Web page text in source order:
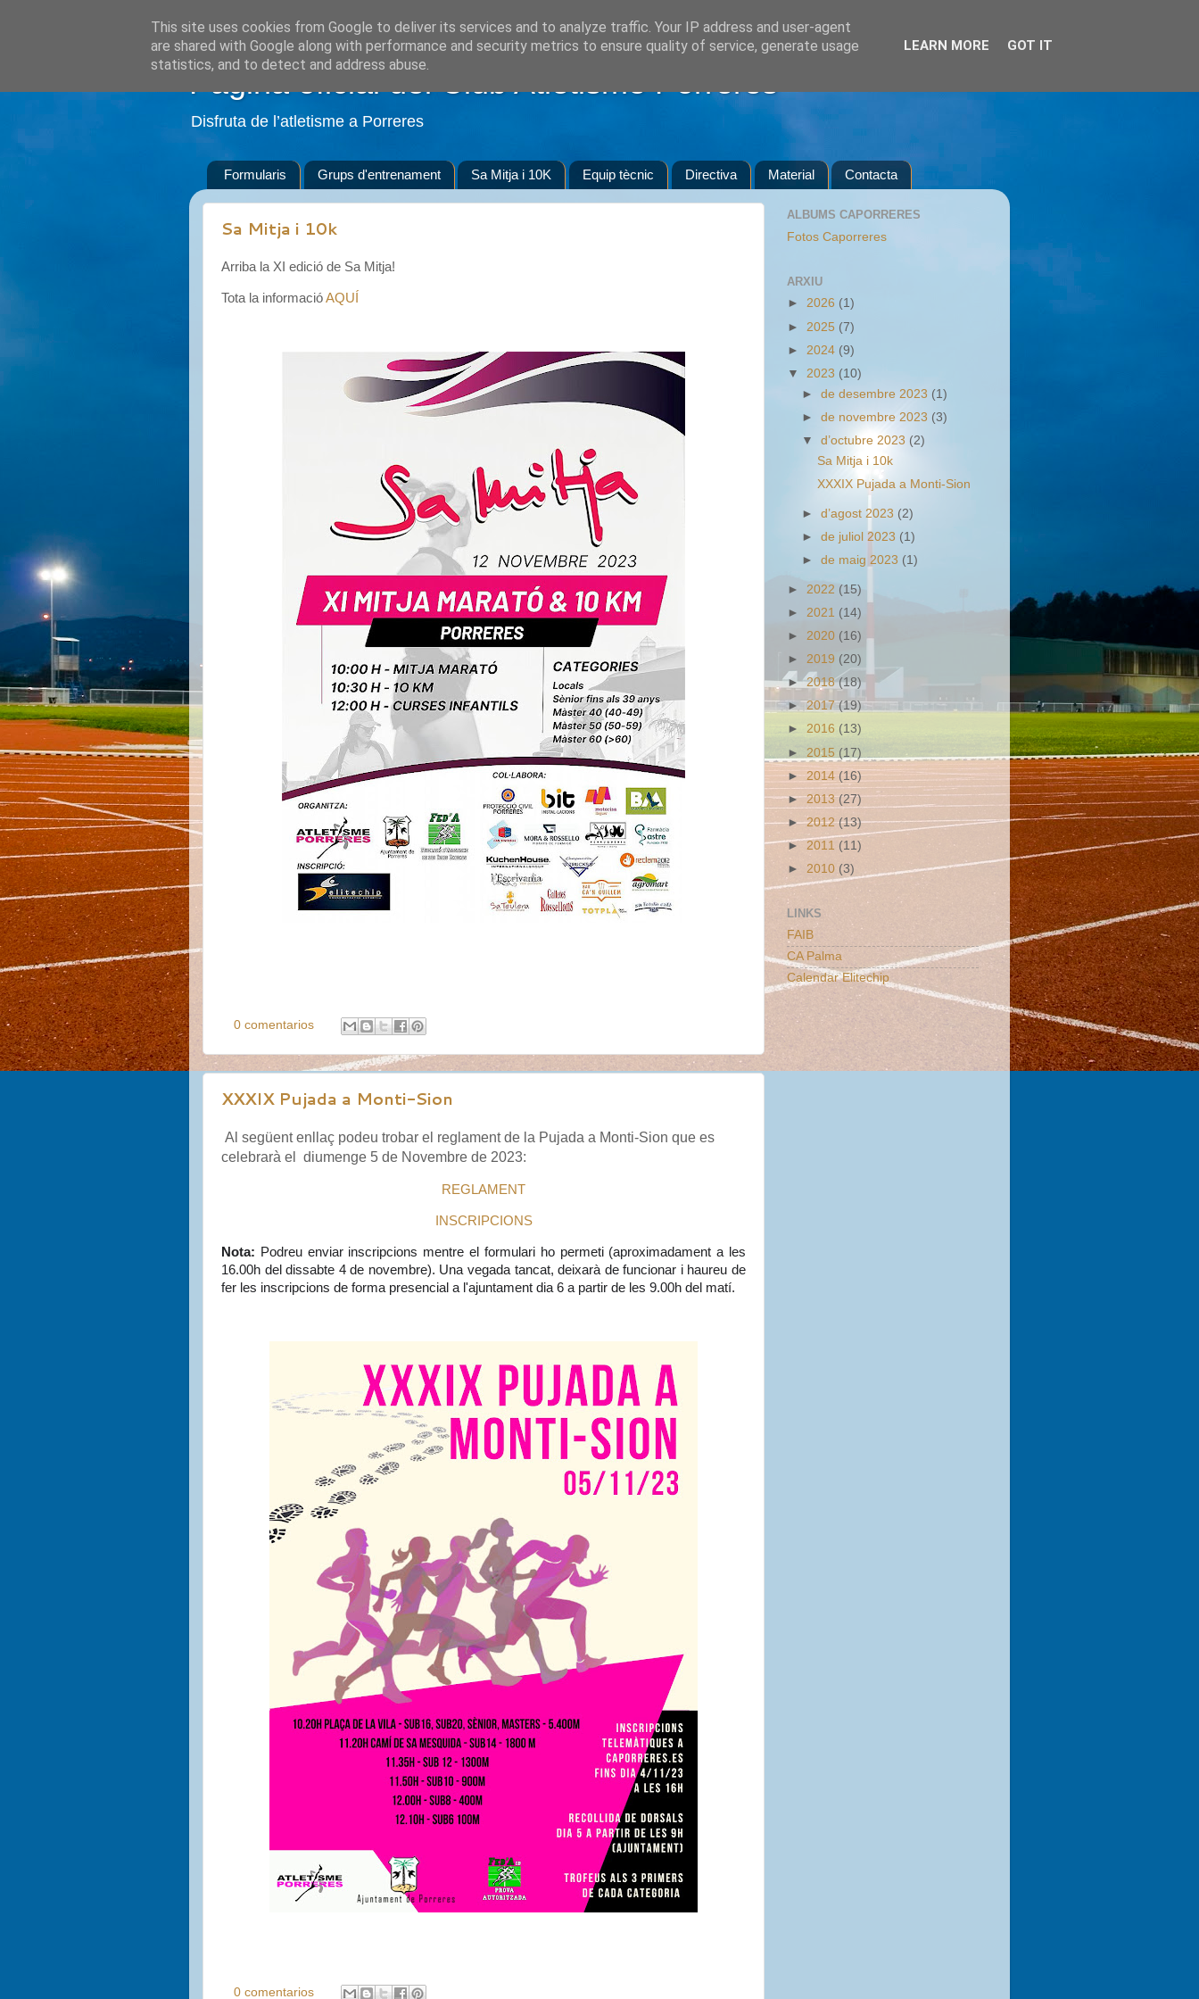
Pàgina oficial del Club Atletisme Porreres
Disfruta de l’atletisme a Porreres
Formularis Grups d'entrenament Sa Mitja i 10K Equip tècnic Directiva Material Contacta
Sa Mitja i 10k
Arriba la XI edició de Sa Mitja!
Tota la informacióAQUÍ
0 comentarios
XXXIX Pujada a Monti-Sion
Al següent enllaç podeu trobar el reglament de la Pujada a Monti-Sion que es
celebrarà el diumenge 5 de Novembre de 2023:
REGLAMENT
INSCRIPCIONS
Nota: Podreu enviar inscripcions mentre el formulari ho permeti (aproximadament a les
16.00h del dissabte 4 de novembre). Una vegada tancat, deixarà de funcionar i haureu de
fer les inscripcions de forma presencial a l'ajuntament dia 6 a partir de les 9.00h del matí.
0 comentarios
ALBUMS CAPORRERES
Fotos Caporreres
ARXIU
► 2026 (1)
► 2025 (7)
► 2024 (9)
▼ 2023 (10)
►de desembre 2023 (1)
►de novembre 2023 (3)
▼d’octubre 2023 (2)
Sa Mitja i 10k
XXXIX Pujada a Monti-Sion
►d’agost 2023 (2)
►de juliol 2023 (1)
►de maig 2023 (1)
► 2022 (15)
► 2021 (14)
► 2020 (16)
► 2019 (20)
►2018(18)
►2017(19)
► 2016 (13)
► 2015 (17)
► 2014 (16)
►2013(27)
►2012(13)
► 2011 (11)
► 2010 (3)
LINKS
FAIB
CA Palma
Calendar Elitechip
This site uses cookies from Google to deliver its services and to analyze traffic. Your IP address and user-agent
are shared with Google along with performance and security metrics to ensure quality of service, generate usage
statistics, and to detect and address abuse.
LEARN MORE GOT IT